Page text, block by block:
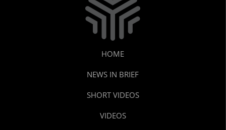
HOME
NEWS IN BRIEF
SHORT VIDEOS
VIDEOS